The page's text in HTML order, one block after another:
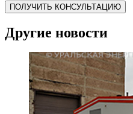
ПОЛУЧИТЬ КОНСУЛЬТАЦИЮ
Другие новости